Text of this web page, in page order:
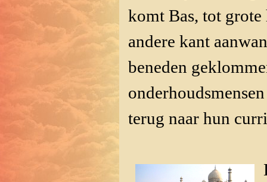
komt Bas, tot
andere kant
beneden
terug naar hun